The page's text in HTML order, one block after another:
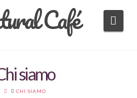
siamo
HOMECHI SIAMO